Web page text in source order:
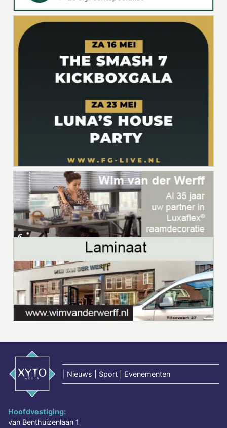
Nieuws | Sport | Evenementen
Hoofdvestiging:
van Benthuizenlaan 1